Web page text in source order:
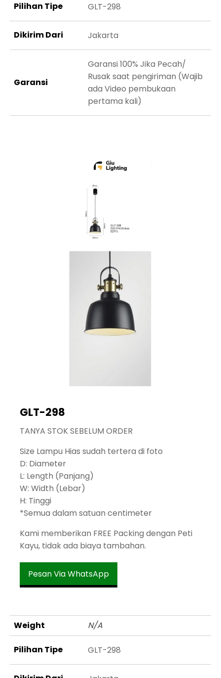
Pilihan Tipe GLT-298
Dikirim Dari Jakarta
Garansi
Garansi 100% Jika Pecah/
Rusak saat pengiriman (Wajib
ada Video pembukaan
pertama kali)
GLT-298
TANYA STOK SEBELUM ORDER
Size Lampu Hias sudah tertera di foto
D: Diameter
L: Length (Panjang)
W: Width (Lebar)
H: Tinggi
*Semua dalam satuan centimeter
Kami memberikan FREE Packing dengan Peti
Kayu, tidak ada biaya tambahan.
Pesan Via WhatsApp
Weight N/A
Pilihan Tipe GLT-298